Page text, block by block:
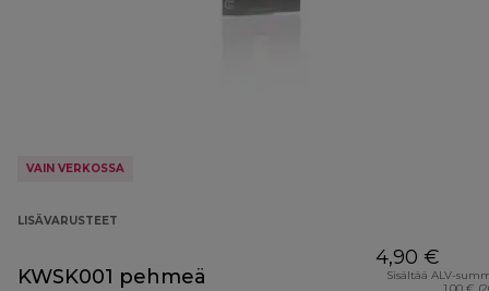
VAIN VERKOSSA
LISÄVARUSTEET
KWSK001 pehmeä
4,90 €
Sisältää ALV-